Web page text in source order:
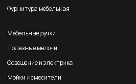
Фурнитура мебельная
Мебельные ручки
Полезные мелочи
Освещение и электрика
Мойки и смесители